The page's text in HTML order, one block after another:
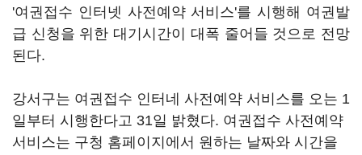
'여권접수 인터넷 사전예약 서비스'를 시행해 여권발
급 신청을 위한 대기시간이 대폭 줄어들 것으로 전망
된다.
강서구는 여권접수 인터네 사전예약 서비스를 오는 1
일부터 시행한다고 31일 밝혔다. 여권접수 사전예약
서비스는 구청 홈페이지에서 원하는 날짜와 시간을